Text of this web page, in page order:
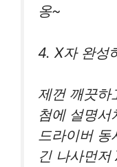
옹~
4. X자 완성
제껀 깨끗하
첨에 설명서
드라이버 동
긴 나사먼저